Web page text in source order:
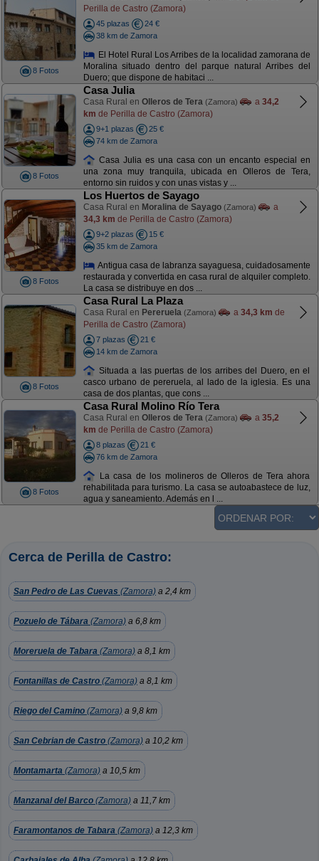
8 Fotos
Perilla de Castro (Zamora)
45 plazas
24 €
38 km de Zamora
El Hotel Rural Los Arribes de la localidad zamorana de
Moralina situado dentro del parque natural Arribes del
Duero; que dispone de habitaci ...
8 Fotos
Casa Julia
Casa Rural en Olleros de Tera (Zamora) a 34,2
km de Perilla de Castro (Zamora)
9+1 plazas
25 €
74 km de Zamora
Casa Julia es una casa con un encanto especial en
una zona muy tranquila, ubicada en Olleros de Tera,
entorno sin ruidos y con unas vistas y ...
8 Fotos
Los Huertos de Sayago
Casa Rural en Moralina de Sayago (Zamora)
a
34,3 km de Perilla de Castro (Zamora)
9+2 plazas
15 €
35 km de Zamora
Antigua casa de labranza sayaguesa, cuidadosamente
restaurada y convertida en casa rural de alquiler completo.
La casa se distribuye en dos ...
8 Fotos
Casa Rural La Plaza
Casa Rural en Pereruela (Zamora) a 34,3 km de
Perilla de Castro (Zamora)
7 plazas
21 €
14 km de Zamora
Situada a las puertas de los arribes del Duero, en el
casco urbano de pereruela, al lado de la iglesia. Es una
casa de dos plantas, que cons ...
8 Fotos
Casa Rural Molino Río Tera
Casa Rural en Olleros de Tera (Zamora) a 35,2
km de Perilla de Castro (Zamora)
8 plazas
21 €
76 km de Zamora
La casa de los molineros de Olleros de Tera ahora
rehabilitada para turismo. La casa se autoabastece de luz,
agua y saneamiento. Además en l ...
Cerca de Perilla de Castro:
San Pedro de Las Cuevas (Zamora) a 2,4 km
Pozuelo de Tábara (Zamora) a 6,8 km
Moreruela de Tabara (Zamora) a 8,1 km
Fontanillas de Castro (Zamora) a 8,1 km
Riego del Camino (Zamora) a 9,8 km
San Cebrian de Castro (Zamora) a 10,2 km
Montamarta (Zamora) a 10,5 km
Manzanal del Barco (Zamora) a 11,7 km
Faramontanos de Tabara (Zamora) a 12,3 km